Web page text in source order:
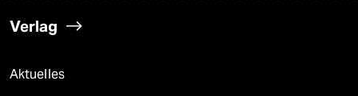
Verlag
Aktuelles